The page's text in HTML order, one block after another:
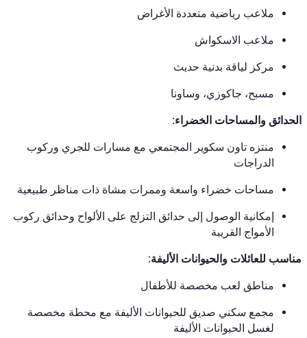
ملاعب رياضية متعددة الأغراض
ملاعب الاسكواش
مركز لياقة بدنية حديث
مسبح، جاكوزي، وساونا
الحدائق والمساحات الخضراء:
منتزه تاون سكوير المجتمعي مع مسارات للجري وركوب
الدراجات
مساحات خضراء واسعة وممرات مشاة ذات مناظر طبيعية
إمكانية الوصول إلى حدائق التزلج على الألواح وحدائق ركوب
الأمواج القريبة
مناسب للعائلات والحيوانات الأليفة:
مناطق لعب مخصصة للأطفال
مجمع سكني صديق للحيوانات الأليفة مع محطة مخصصة
لغسل الحيوانات الأليفة